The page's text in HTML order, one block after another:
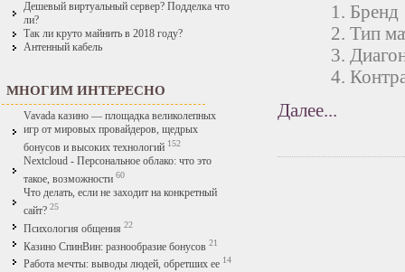
Дешевый виртуальный сервер? Подделка что
ли?
Так ли круто майнить в 2018 году?
Антенный кабель
МНОГИМ ИНТЕРЕСНО
Vavada казино — площадка великолепных
игр от мировых провайдеров, щедрых
бонусов и высоких технологий 152
Nextcloud - Персональное облако: что это
такое, возможности 60
Что делать, если не заходит на конкретный
сайт? 25
Психология общения 22
Казино СпинВин: разнообразие бонусов 21
Работа мечты: выводы людей, обретших ее 14
Бренд
Тип
Далее...